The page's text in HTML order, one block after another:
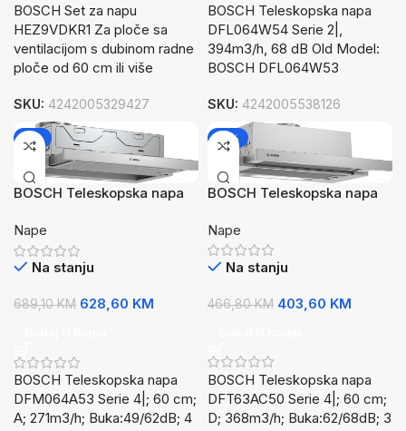
BOSCH Set za napu
HEZ9VDKR1 Za ploče sa
ventilacijom s dubinom radne
ploče od 60 cm ili više
SKU: 4242005329427
BOSCH Teleskopska napa
DFL064W54 Serie 2|,
394m3/h, 68 dB Old Model:
BOSCH DFL064W53
SKU: 4242005538126
-9%
BOSCH Teleskopska napa
Buka:49/62dB, DE
Nape
Na stanju
689,10KM 628,60 KM
BOSCH Teleskopska napa
DFM064A53 Serie 4|; 60 cm;
A; 271m3/h; Buka:49/62dB; 4
-14%
BOSCH Teleskopska napa
Buka:62/68dB, IT
Nape
Na stanju
466,80KM 403,60 KM
BOSCH Teleskopska napa
DFT63AC50 Serie 4|; 60 cm;
D; 368m3/h; Buka:62/68dB; 3